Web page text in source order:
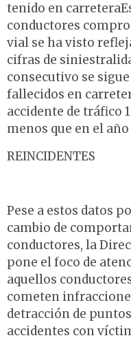
tenido en
conductores
vial se ha visto
cifras de
consecutivo se
fallecidos en
accidente de tráfico
menos que en el
REINCIDENTES
Pese a estos datos
cambio de
conductores, la
pone el foco de
aquellos
cometen
detracción de
accidentes con